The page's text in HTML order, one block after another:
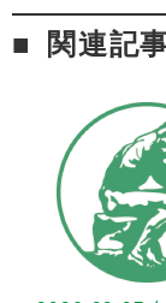
関連記